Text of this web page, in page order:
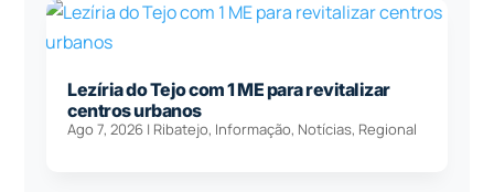
Lezíria do Tejo com 1 ME para revitalizar
centros urbanos
Ago 7, 2026 | Ribatejo, Informação, Notícias, Regional